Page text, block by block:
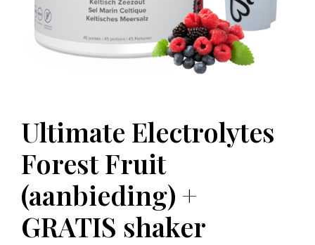
Ultimate Electrolytes
Forest Fruit
(aanbieding) +
GRATIS shaker